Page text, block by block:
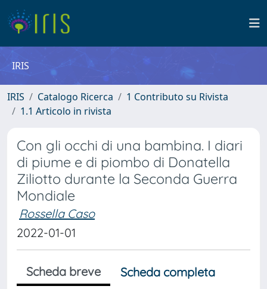
IRIS
IRIS Catalogo Ricerca
1 Contributo su Rivista
1.1 Articolo in rivista
Con gli occhi di una bambina. I diari
di piume e di piombo di Donatella
Ziliotto durante la Seconda Guerra
Mondiale
Rossella Caso
2022-01-01
Scheda breve
Scheda completa